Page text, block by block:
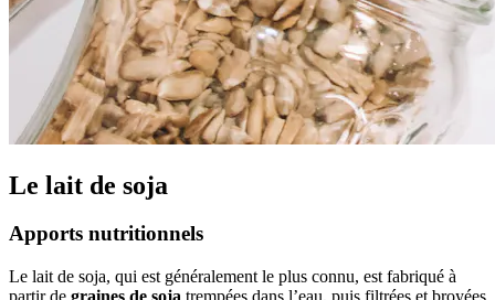
Le lait de soja
Apports nutritionnels
Le lait de soja, qui est généralement le plus connu, est fabriqué à